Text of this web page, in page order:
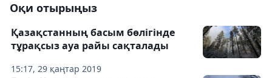
Оқи отырыңыз
15:17, 29 қаңтар 2019
Қазақстанның басым бөлігінде
тұрақсыз ауа райы сақталады